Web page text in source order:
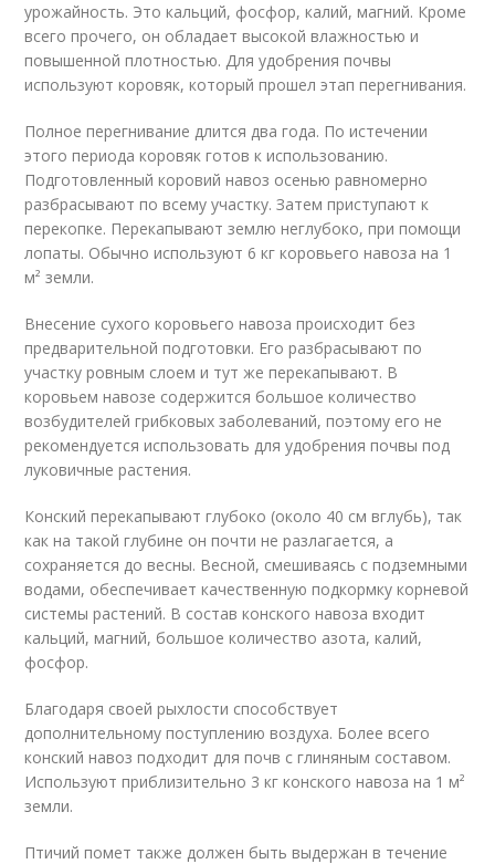
урожайность. Это кальций, фосфор, калий, магний. Кроме
всего прочего, он обладает высокой влажностью и
повышенной плотностью. Для удобрения почвы
используют коровяк, который прошел этап перегнивания.
Полное перегнивание длится два года. По истечении
этого периода коровяк готов к использованию.
Подготовленный коровий навоз осенью равномерно
разбрасывают по всему участку. Затем приступают к
перекопке. Перекапывают землю неглубоко, при помощи
лопаты. Обычно используют 6 кг коровьего навоза на 1
м² земли.
Внесение сухого коровьего навоза происходит без
предварительной подготовки. Его разбрасывают по
участку ровным слоем и тут же перекапывают. В
коровьем навозе содержится большое количество
возбудителей грибковых заболеваний, поэтому его не
рекомендуется использовать для удобрения почвы под
луковичные растения.
Конский перекапывают глубоко (около 40 см вглубь), так
как на такой глубине он почти не разлагается, а
сохраняется до весны. Весной, смешиваясь с подземными
водами, обеспечивает качественную подкормку корневой
системы растений. В состав конского навоза входит
кальций, магний, большое количество азота, калий,
фосфор.
Благодаря своей рыхлости способствует
дополнительному поступлению воздуха. Более всего
конский навоз подходит для почв с глиняным составом.
Используют приблизительно 3 кг конского навоза на 1 м²
земли.
Птичий помет также должен быть выдержан в течение